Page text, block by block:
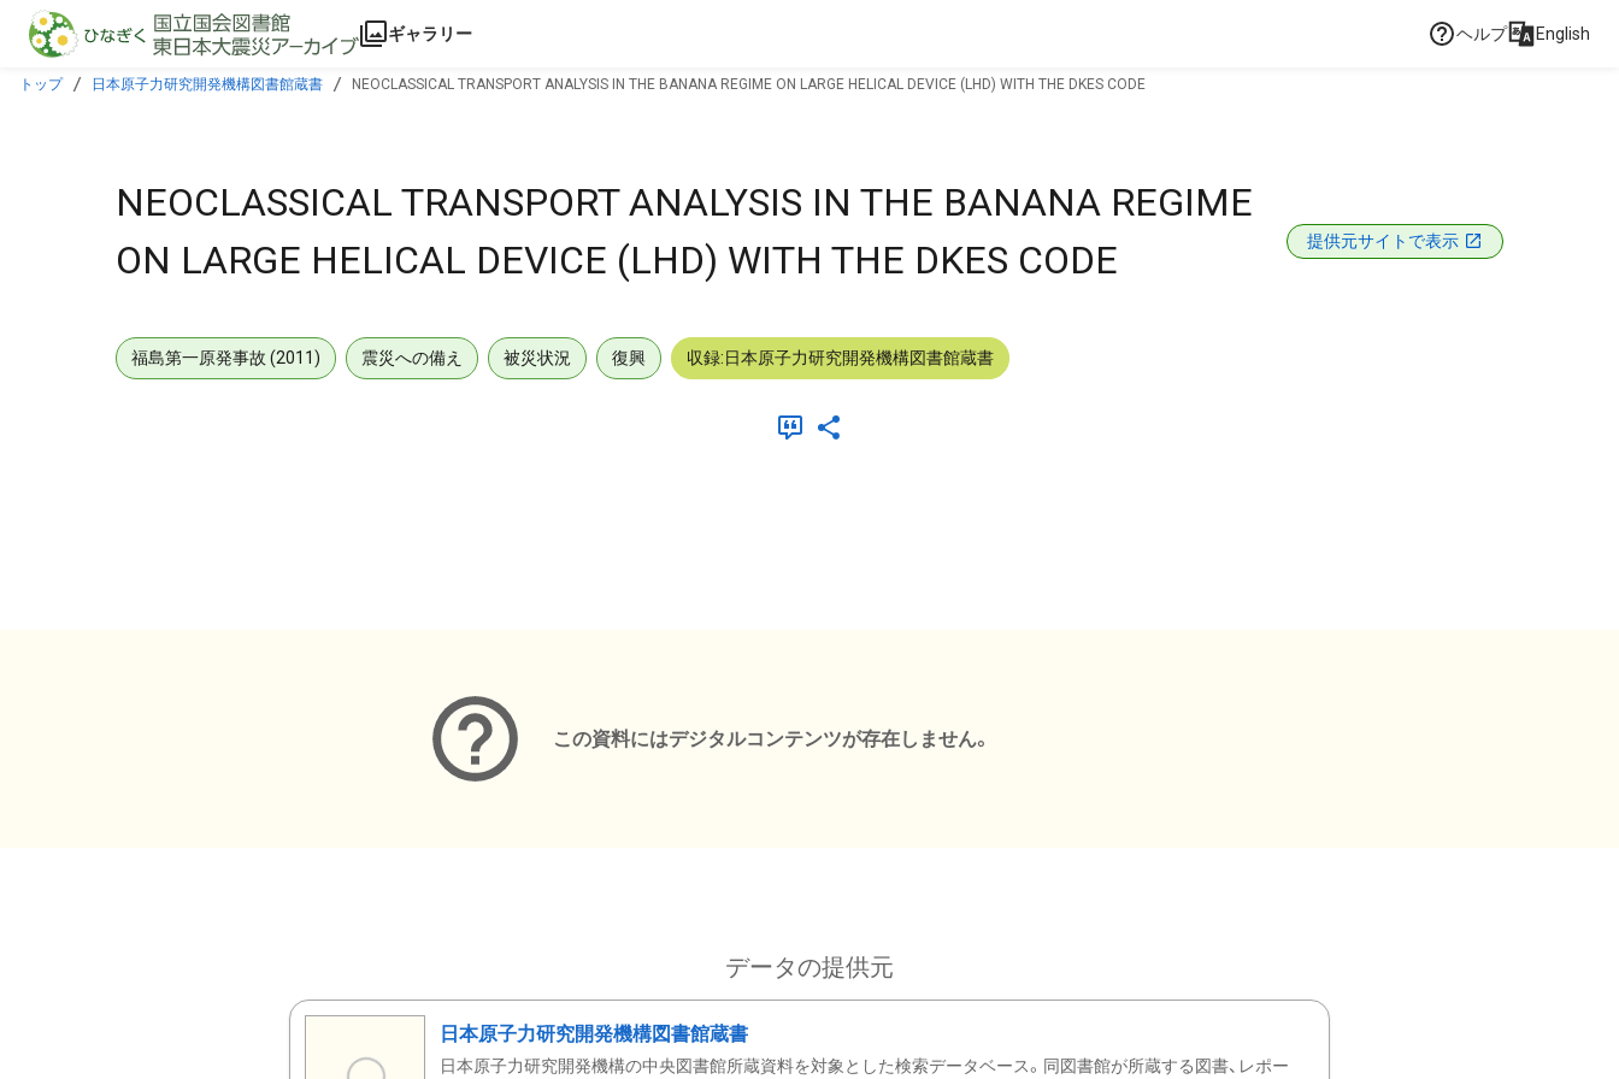
本文に飛ぶ
ギャラリー ヘルプ English
トップ 日本原子力研究開発機構図書館蔵書 NEOCLASSICAL TRANSPORT ANALYSIS IN THE BANANA REGIME ON LARGE HELICAL DEVICE (LHD) WITH THE DKES CODE
NEOCLASSICAL TRANSPORT ANALYSIS IN THE BANANA REGIME
ON LARGE HELICAL DEVICE (LHD) WITH THE DKES CODE
提供元サイトで表示
福島第一原発事故 (2011) 震災への備え 被災状況 復興 収録:日本原子力研究開発機構図書館蔵書
この資料にはデジタルコンテンツが存在しません。
データの提供元
日本原子力研究開発機構図書館蔵書
日本原子力研究開発機構の中央図書館所蔵資料を対象とした検索データベース。同図書館が所蔵する図書、レポー